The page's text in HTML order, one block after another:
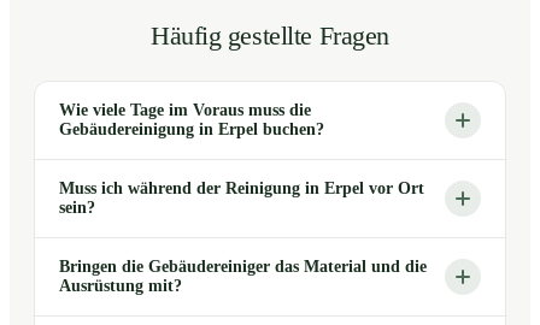
Häufig gestellte Fragen
Wie viele Tage im Voraus muss die
Gebäudereinigung in Erpel buchen?
Muss ich während der Reinigung in Erpel vor Ort
sein?
Bringen die Gebäudereiniger das Material und die
Ausrüstung mit?